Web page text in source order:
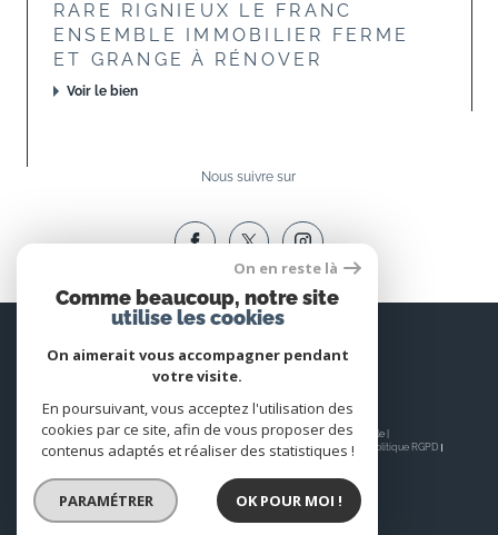
RARE RIGNIEUX LE FRANC
ENSEMBLE IMMOBILIER FERME
ET GRANGE À RÉNOVER
Voir le bien
Nous suivre sur
Espace
PROPRIÉTAIRE
Se connecter
© 2026 | Tous droits réservés | Traduction powered by Google |
Nos honoraires
Plan du site Mentions légales Admin Nos liens
Politique RGPD
On en reste là
Comme beaucoup, notre site
utilise les cookies
On aimerait vous accompagner pendant
votre visite.
En poursuivant, vous acceptez l'utilisation des
cookies par ce site, afin de vous proposer des
contenus adaptés et réaliser des statistiques !
PARAMÉTRER OK POUR MOI !